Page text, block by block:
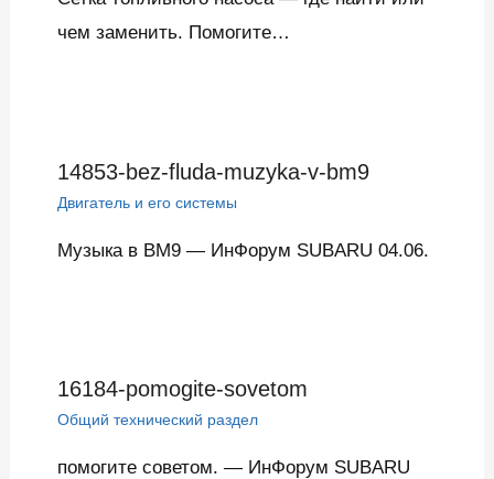
чем заменить. Помогите…
14853-bez-fluda-muzyka-v-bm9
Двигатель и его системы
Музыка в BM9 — ИнФорум SUBARU 04.06.
16184-pomogite-sovetom
Общий технический раздел
помогите советом. — ИнФорум SUBARU